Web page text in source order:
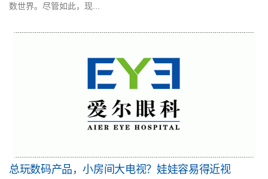
数世界。尽管如此，现...
总玩数码产品，小房间大电视？娃娃容易得近视